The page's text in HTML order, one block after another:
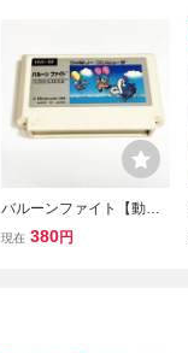
バルーンファイト【動作
確認済】８本まで同梱
現在 380円